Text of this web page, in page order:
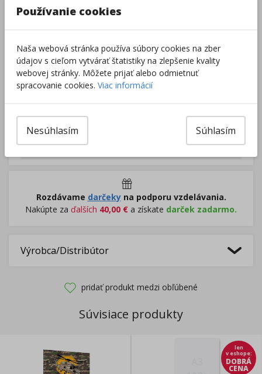
Centrálny sklad: 1 ks
– +
€
dopravu zadarmo.
Rozdávame darčeky na podporu vzdelávania.
Nakúpte za ďalších 40,00 € a získate darček zadarmo.
Výrobca/Distribútor
pridať produkt medzi obľúbené
Súvisiace produkty
len
v eshope:
DOBRÁ
CENA
Používanie cookies
Naša webová stránka používa súbory cookies na zber
údajov s cieľom vytvárať štatistiky na zlepšenie kvality
webovej stránky. Môžete prijať alebo odmietnuť
spracovanie cookies. Viac informácií
Súhlasím
Nesúhlasím